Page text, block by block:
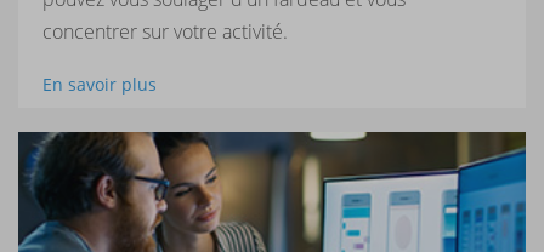
concentrer sur votre activité.
En savoir plus